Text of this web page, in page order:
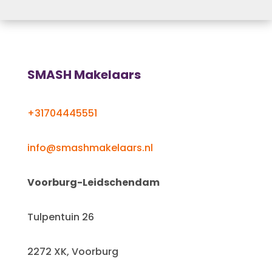
SMASH Makelaars
+31704445551
info@smashmakelaars.nl
Voorburg-Leidschendam
Tulpentuin 26
2272 XK, Voorburg